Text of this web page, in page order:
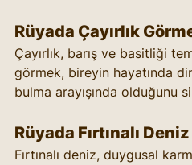
Rüyada Çayırlık
Çayırlık, barış ve basitliği
görmek, bireyin hayatında
bulma arayışında olduğunu
Rüyada Fırtınalı
Fırtınalı deniz, duygusal